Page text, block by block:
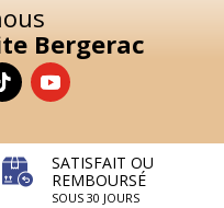
Bergerac
SATISFAIT OU
REMBOURSÉ
SOUS 30 JOURS